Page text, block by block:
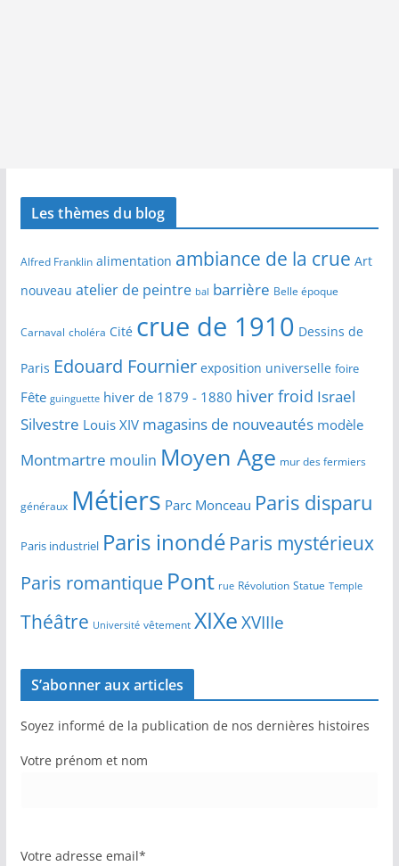
Les thèmes du blog
Alfred Franklin alimentation ambiance de la crue Art
nouveau atelier de peintre bal barrière Belle époque
Carnaval choléra Cité crue de 1910 Dessins de
Paris Edouard Fournier exposition universelle foire
Fête guinguette hiver de 1879 - 1880 hiver froid Israel
Silvestre Louis XIV magasins de nouveautés modèle
Montmartre moulin Moyen Age mur des fermiers
généraux Métiers Parc Monceau Paris disparu
Paris industriel Paris inondé Paris mystérieux
Paris romantique Pont rue Révolution Statue Temple
Théâtre Université vêtement XIXeXVIIIe
S’abonner aux articles
Soyez informé de la publication de nos dernières histoires
Votre prénom et nom
Votre adresse email*